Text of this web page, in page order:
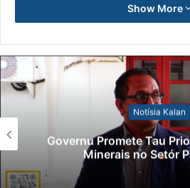
Show More
Notísia Kalan
Governu Promete Tau
Minerais no Setór